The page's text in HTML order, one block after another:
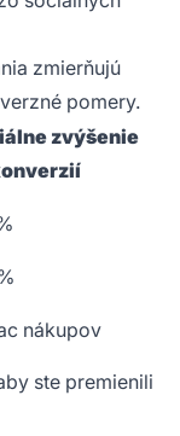
zmierňujú
pomery.
zvýšenie
nákupov
ste premienili